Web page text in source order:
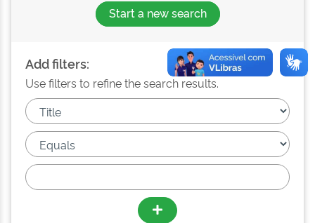
Start a new search
Add filters:
Use filters to refine the search results.